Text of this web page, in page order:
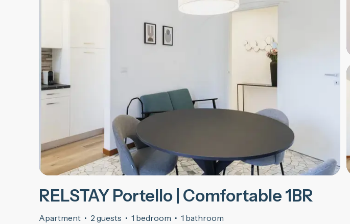
RELSTAY Portello | Comfortable 1BR
Apartment · 2 guests · 1 bedroom · 1 bathroom